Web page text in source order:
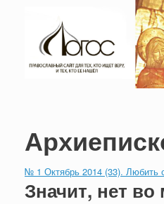
№ 1 Октябрь 2014 (33). Любить
Значит, нет во